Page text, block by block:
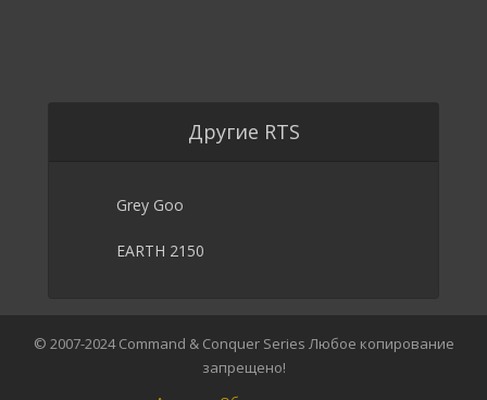
Другие RTS
Grey Goo
EARTH 2150
© 2007-2024 Command & Conquer Series Любое копирование
запрещено!